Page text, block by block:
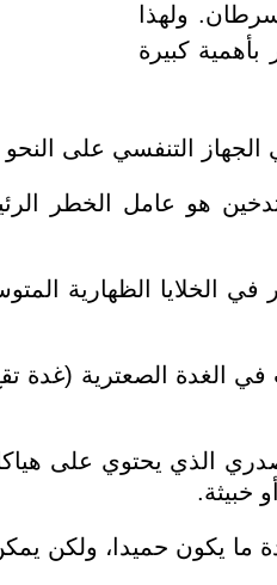
ولهذا
كبيرة
التنفسي على النحو
هو عامل الخطر
الخلايا الظهارية
الغدة الصعترية (غدة
الذي يحتوي على هياكل
خبيثة.
ما يكون حميدا، ولكن